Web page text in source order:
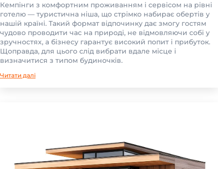
Кемпінги з комфортним проживанням і сервісом на рівні
готелю — туристична ніша, що стрімко набирає обертів у
нашій країні. Такий формат відпочинку дає змогу гостям
чудово проводити час на природі, не відмовляючи собі у
зручностях, а бізнесу гарантує високий попит і прибуток.
Щоправда, для цього слід вибрати вдале місце і
визначитися з типом будиночків.
Читати далі